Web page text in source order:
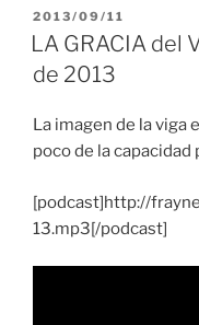
PUBLICADO
EL
2013/09/11
LA GRACIA del
de 2013
La imagen de la viga
poco de la
[podcast]http://
13.mp3[/podcast]